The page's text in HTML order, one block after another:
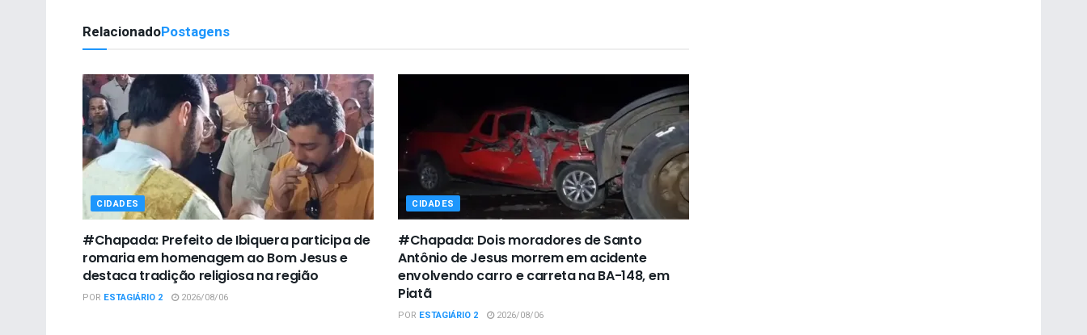
RelacionadoPostagens
CIDADES
#Chapada: Prefeito de Ibiquera participa de
romaria em homenagem ao Bom Jesus e
destaca tradição religiosa na região
POR ESTAGIÁRIO 2 2026/08/06
CIDADES
#Chapada: Dois moradores de Santo
Antônio de Jesus morrem em acidente
envolvendo carro e carreta na BA-148, em
Piatã
POR ESTAGIÁRIO 2 2026/08/06